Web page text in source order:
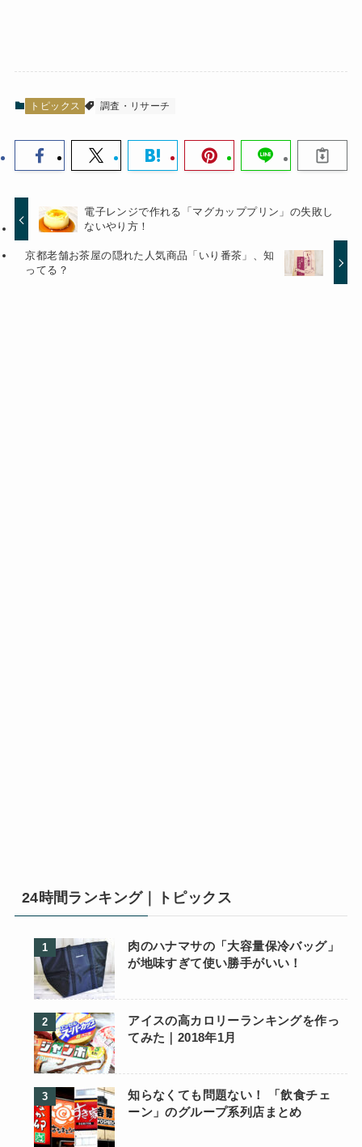
トピックス 調査・リサーチ
電子レンジで作れる「マグカッププリン」の失敗し
ないやり方！
京都老舗お茶屋の隠れた人気商品「いり番茶」、知
ってる？
24時間ランキング｜トピックス
肉のハナマサの「大容量保冷バッグ」
が地味すぎて使い勝手がいい！
アイスの高カロリーランキングを作っ
てみた｜2018年1月
知らなくても問題ない！ 「飲食チェ
ーン」のグループ系列店まとめ